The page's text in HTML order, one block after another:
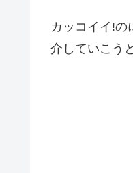
カッコイイ!の
介していこう